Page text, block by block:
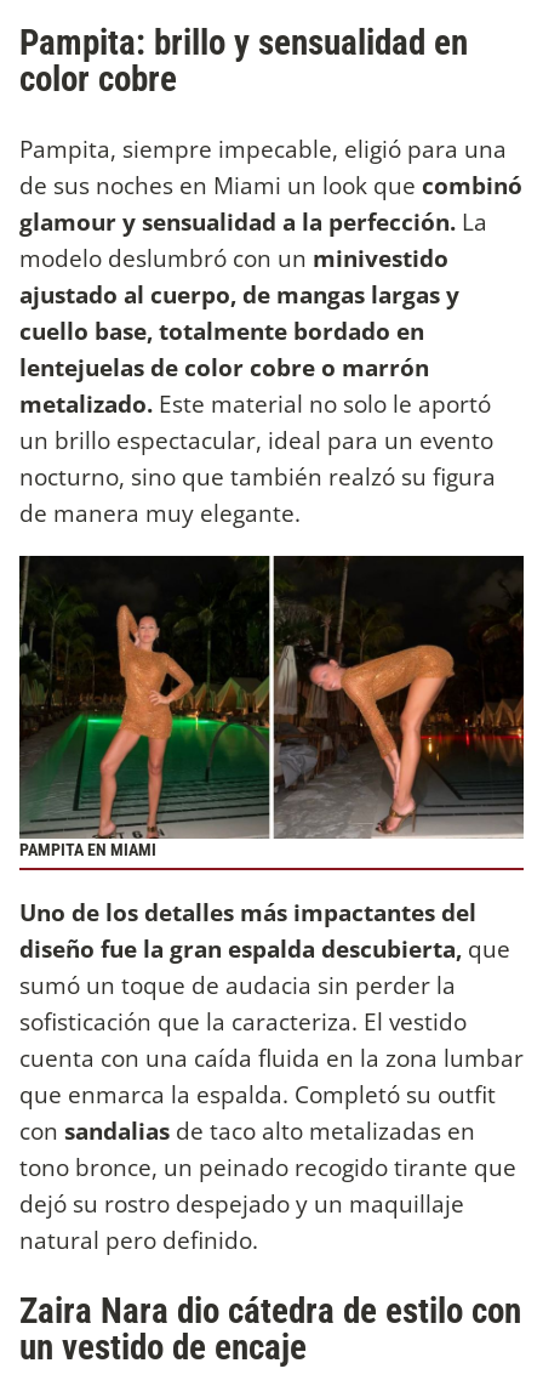
Pampita: brillo y sensualidad en
color cobre
Pampita, siempre impecable, eligió para una
de sus noches en Miami un look que combinó
glamour y sensualidad a la perfección. La
modelo deslumbró con un minivestido
ajustado al cuerpo, de mangas largas y
cuello base, totalmente bordado en
lentejuelas de color cobre o marrón
metalizado. Este material no solo le aportó
un brillo espectacular, ideal para un evento
nocturno, sino que también realzó su figura
de manera muy elegante.
PAMPITA EN MIAMI
Uno de los detalles más impactantes del
diseño fue la gran espalda descubierta, que
sumó un toque de audacia sin perder la
sofisticación que la caracteriza. El vestido
cuenta con una caída fluida en la zona lumbar
que enmarca la espalda. Completó su outfit
con sandalias de taco alto metalizadas en
tono bronce, un peinado recogido tirante que
dejó su rostro despejado y un maquillaje
natural pero definido.
Zaira Nara dio cátedra de estilo con
un vestido de encaje